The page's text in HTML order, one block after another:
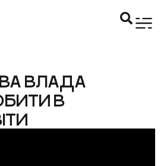
ВЛАДА
В